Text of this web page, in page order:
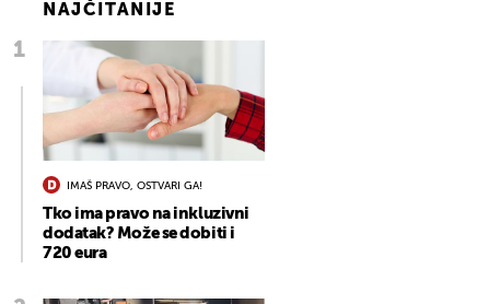
NAJČITANIJE
IMAŠ PRAVO, OSTVARI GA!
Tko ima pravo na inkluzivni
dodatak? Može se dobiti i
720 eura